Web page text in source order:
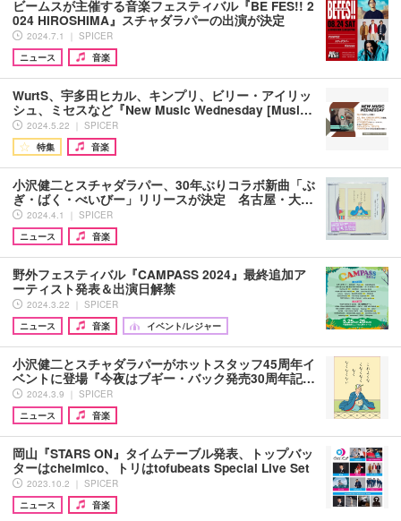
ビームスが主催する音楽フェスティバル『BE FES!! 2
024 HIROSHIMA』スチャダラパーの出演が決定
2024.7.1 ｜ SPICER
ニュース
音楽
WurtS、宇多田ヒカル、キンプリ、ビリー・アイリッ
シュ、ミセスなど『New Music Wednesday [Musi…
2024.5.22 ｜ SPICER
特集
音楽
小沢健二とスチャダラパー、30年ぶりコラボ新曲「ぶ
ぎ・ばく・べいびー」リリースが決定 名古屋・大…
2024.4.1 ｜ SPICER
ニュース
音楽
野外フェスティバル『CAMPASS 2024』最終追加ア
ーティスト発表＆出演日解禁
2024.3.22 ｜ SPICER
ニュース
音楽 イベント/レジャー
小沢健二とスチャダラパーがホットスタッフ45周年イ
ベントに登場『今夜はブギー・バック発売30周年記…
2024.3.9 ｜ SPICER
ニュース
音楽
岡山『STARS ON』タイムテーブル発表、トップバッ
ターはchelmico、トリはtofubeats Special Live Set
2023.10.2 ｜ SPICER
ニュース
音楽